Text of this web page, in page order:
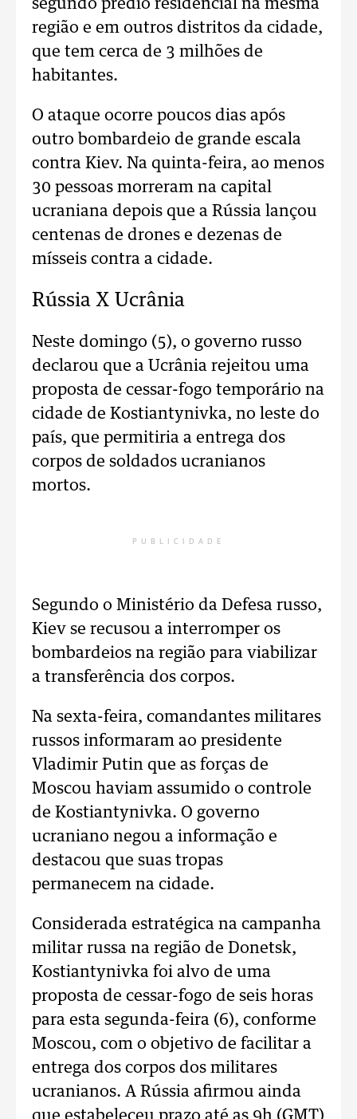
segundo prédio residencial na mesma
região e em outros distritos da cidade,
que tem cerca de 3 milhões de
habitantes.
O ataque ocorre poucos dias após
outro bombardeio de grande escala
contra Kiev. Na quinta-feira, ao menos
30 pessoas morreram na capital
ucraniana depois que a Rússia lançou
centenas de drones e dezenas de
mísseis contra a cidade.
Rússia X Ucrânia
Neste domingo (5), o governo russo
declarou que a Ucrânia rejeitou uma
proposta de cessar-fogo temporário na
cidade de Kostiantynivka, no leste do
país, que permitiria a entrega dos
corpos de soldados ucranianos
mortos.
PUBLICIDADE
Segundo o Ministério da Defesa russo,
Kiev se recusou a interromper os
bombardeios na região para viabilizar
a transferência dos corpos.
Na sexta-feira, comandantes militares
russos informaram ao presidente
Vladimir Putin que as forças de
Moscou haviam assumido o controle
de Kostiantynivka. O governo
ucraniano negou a informação e
destacou que suas tropas
permanecem na cidade.
Considerada estratégica na campanha
militar russa na região de Donetsk,
Kostiantynivka foi alvo de uma
proposta de cessar-fogo de seis horas
para esta segunda-feira (6), conforme
Moscou, com o objetivo de facilitar a
entrega dos corpos dos militares
ucranianos. A Rússia afirmou ainda
que estabeleceu prazo até as 9h (GMT)